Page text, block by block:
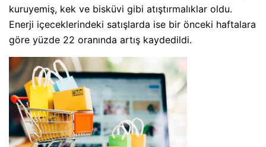
kuruyemiş, kek ve bisküvi gibi atıştırmalıklar oldu.
Enerji içeceklerindeki satışlarda ise bir önceki haftalara
göre yüzde 22 oranında artış kaydedildi.